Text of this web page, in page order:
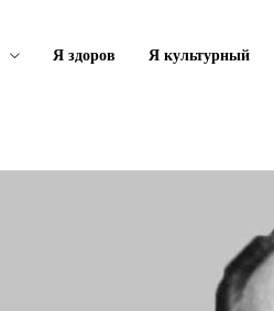
Я здоров Я культурный